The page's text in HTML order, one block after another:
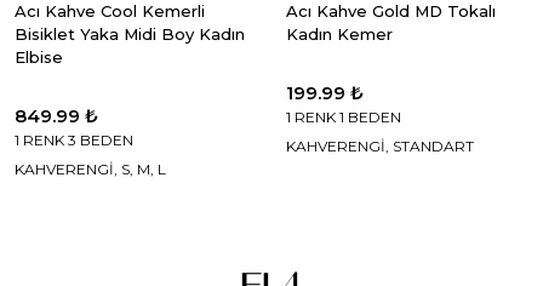
Acı Kahve Cool Kemerli
Bisiklet Yaka Midi Boy Kadın
Elbise
849.99 ₺
1 RENK 3 BEDEN
KAHVERENGİ, S, M, L
Acı Kahve Gold MD Tokalı
Kadın Kemer
199.99 ₺
1 RENK 1 BEDEN
KAHVERENGİ, STANDART